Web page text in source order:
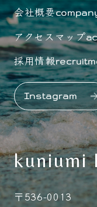
会社概要
アクセスマップ
採用情報
Instagram
kuniumi
〒536-0013